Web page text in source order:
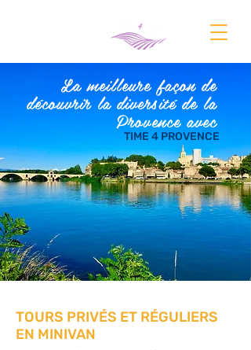
La meilleure façon de
découvrir la diversité de la
Provence avec
TIME 4 PROVENCE
TOURS PRIVÉS ET RÉGULIERS
EN MINIVAN